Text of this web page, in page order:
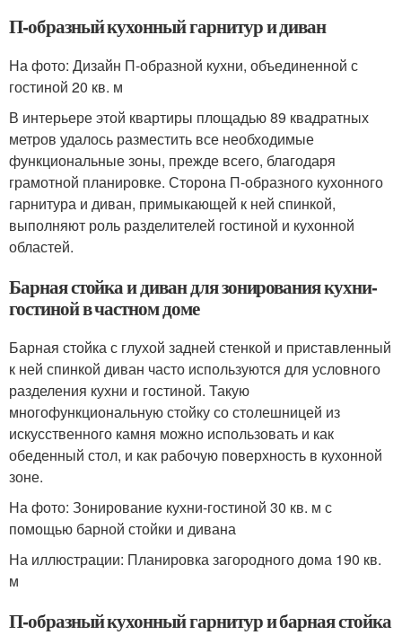
П-образный кухонный гарнитур и диван
На фото: Дизайн П-образной кухни, объединенной с
гостиной 20 кв. м
В интерьере этой квартиры площадью 89 квадратных
метров удалось разместить все необходимые
функциональные зоны, прежде всего, благодаря
грамотной планировке. Сторона П-образного кухонного
гарнитура и диван, примыкающей к ней спинкой,
выполняют роль разделителей гостиной и кухонной
областей.
Барная стойка и диван для зонирования кухни-
гостиной в частном доме
Барная стойка с глухой задней стенкой и приставленный
к ней спинкой диван часто используются для условного
разделения кухни и гостиной. Такую
многофункциональную стойку со столешницей из
искусственного камня можно использовать и как
обеденный стол, и как рабочую поверхность в кухонной
зоне.
На фото: Зонирование кухни-гостиной 30 кв. м с
помощью барной стойки и дивана
На иллюстрации: Планировка загородного дома 190 кв.
м
П-образный кухонный гарнитур и барная стойка